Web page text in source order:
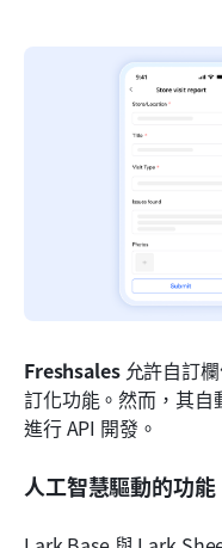
Freshsales 允許自訂
訂化功能。然而，其
進行 API 開發。
人工智慧驅動的功能